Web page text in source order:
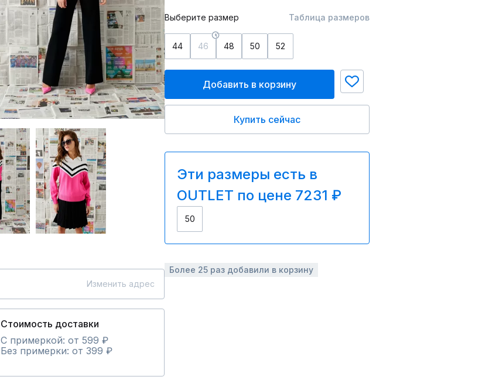
Изменить адрес
Стоимость доставки
С примеркой: от 599 ₽
Без примерки: от 399 ₽
Выберите размер Таблица размеров
44 46 48 50 52
Добавить в корзину
Купить сейчас
Эти размеры есть в
OUTLET по цене 7231 ₽
50
Более 25 раз добавили в корзину